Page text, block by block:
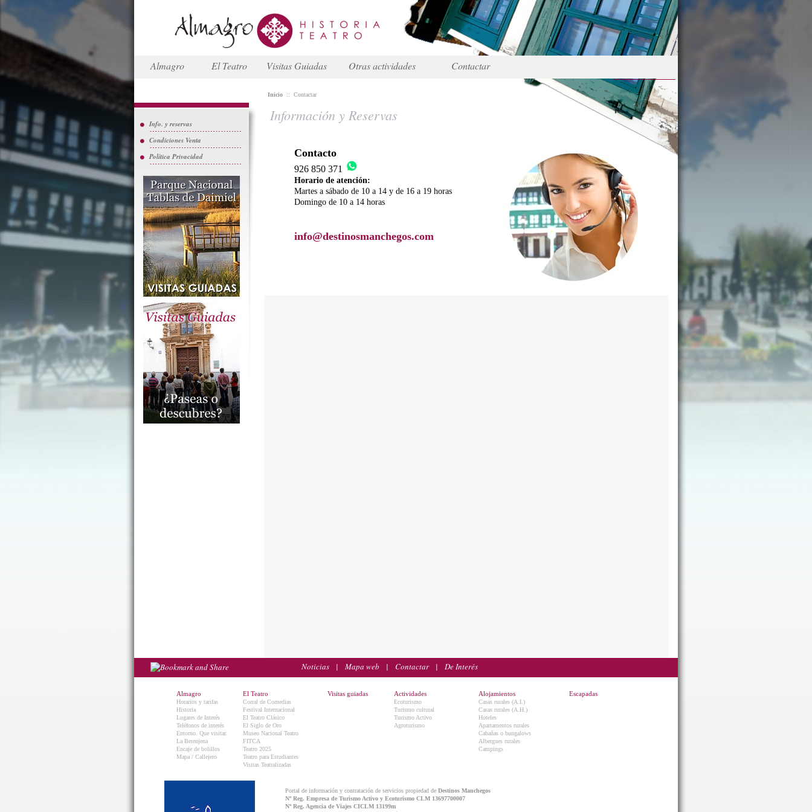
Almagro El Teatro Visitas Guiadas Otras actividades Contactar
Info. y reservas
Condiciones Venta
Política Privacidad
Inicio :: Contactar
Información y Reservas
Contacto
926 850 371
Horario de atención:
Martes a sábado de 10 a 14 y de 16 a 19 horas
Domingo de 10 a 14 horas
info@destinosmanchegos.com
Noticias | Mapa web | Contactar| De Interés
Almagro
Horarios y tarifas
Historia
Lugares de Interés
Teléfonos de interés
Entorno. Que visitar.
La Berenjena
Encaje de bolillos
Mapa / Callejero
El Teatro
Corral de Comedias
Festival Internacional
El Teatro Clásico
El Siglo de Oro
Museo Nacional Teatro
FITCA
Teatro 2025
Teatro para Estudiantes
Visitas Teatralizadas
Visitas guiadas Actividades
Ecoturismo
Turismo cultural
Turismo Activo
Agroturismo
Alojamientos
Casas rurales (A.I.)
Casas rurales (A.H.)
Hoteles
Apartamentos rurales
Cabañas o bungalows
Albergues rurales
Campings
Escapadas
Portal de información y contratación de servicios propiedad de Destinos Manchegos
Nº Reg. Empresa de Turismo Activo y Ecoturismo CLM 13697700007
Nº Reg. Agencia de Viajes CICLM 13199m